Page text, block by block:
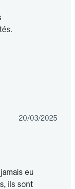
20/03/2025
eu
ils sont